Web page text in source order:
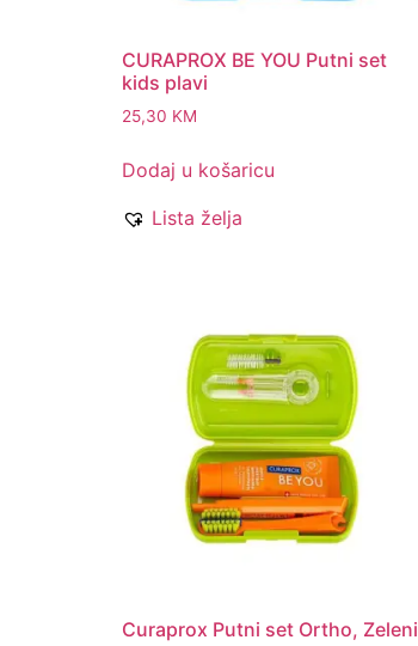
CURAPROX BE YOU Putni set
kids plavi
25,30 KM
Dodaj u košaricu
Lista želja
Curaprox Putni set Ortho, Zeleni